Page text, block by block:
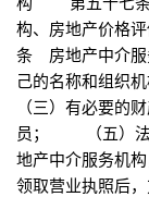
构、房地产价格
条 房地产中介
己的名称和组
（三）有必要
员； （五）法
地产中介服务机
领取营业执照